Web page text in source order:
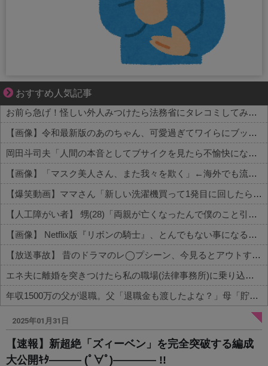
おすすめ人気記事
悩んでいるのは私だけ？夫との距離
お前ら急げ！怪しい外人みつけたら法務省にタレコミしてみろ！意外と仕事するぞ？
【画像】令和最新版のあのちゃん、可愛過ぎてワイらにブッ刺さりまくりw w w w w w
岡田斗司夫「人間の本音としてブサイクを見たら不愉快になる。この責任をどうとるんだ」
【画像】「マスク美人さん、また我々を欺く」←海外でも流行りだした結果がこちらw w w w w w w
【爆笑動画】ママさん「新しい洗濯機買って1発目に回したらコレw」←こwれwはw w w w w w w w w w
【人工障がい者】 甥(28)「両親が亡くなったんで僕のこと引き取ってほしいんですけど！」なんでいい年したヒキニートを引き取らなきゃいけないんだ...
【画像】 Netflix版『リボンの騎士』、とんでもない事になるｗｗｗｗｗ
【放送事故】 昔のドラマのレ◯プシーン、今見るとアウトすぎる・・・
エネ夫に離婚を突きつけたら私の職場(法律事務所)に乗り込んできた 堂々と「離婚の法律相談です。母の薦めでこちらに参りました」と言っているが、...
年収1500万の父が退職。父「退職金も渡したよな？」母「貯金なんてないよー」父「全部なくなったの！？」→予想外の返事に家族騒然となり…
Powered by livedoor 相互RSS
2025年01月31日
【速報】新超絶「ズィーベン」を完全突破する編成
大公開ｷﾀ――― (ﾟ∀ﾟ)―――― !!